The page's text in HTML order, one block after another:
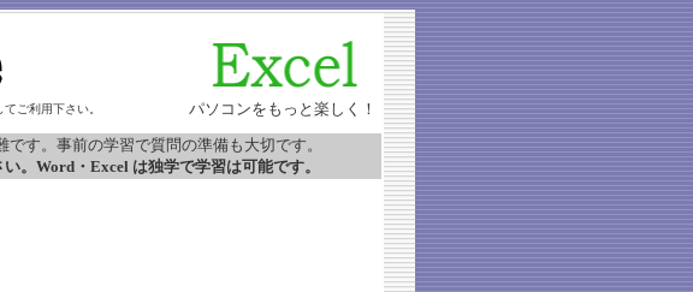
ご利用下さい。
パソコンをもっと楽しく！
す。事前の学習で質問の準備も大切です。
。Word・Excel は独学で学習は可能です。